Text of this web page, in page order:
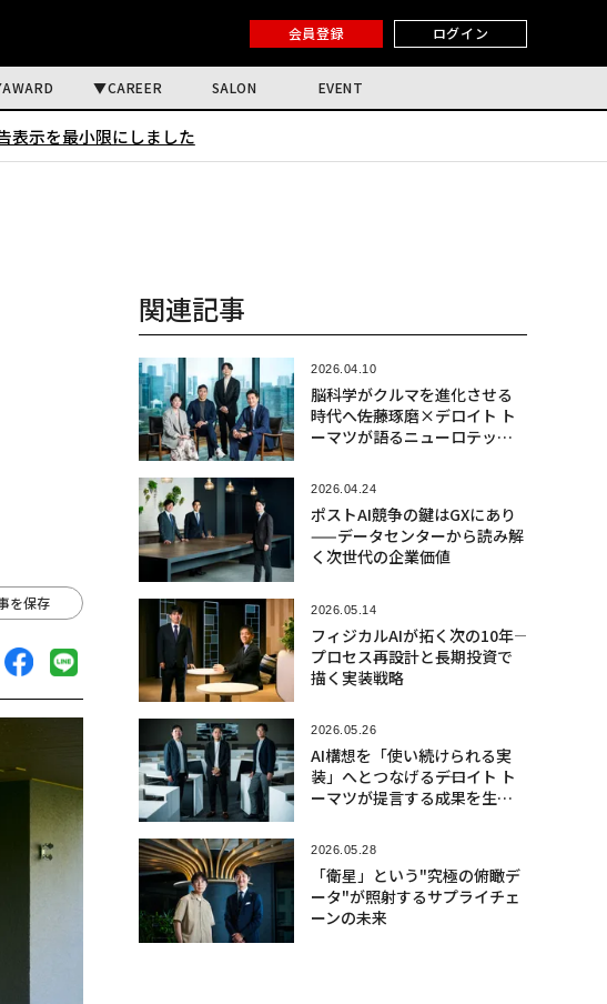
会員登録 ログイン
AWARD CAREER SALON EVENT
表示を最小限にしました
を保存
関連記事
2026.04.10
脳科学がクルマを進化させる
時代へ――佐藤琢磨×デロイト ト
ーマツが語るニューロテック
2026.04.24
ポストAI競争の鍵はGXにあり
——データセンターから読み解
く次世代の企業価値
2026.05.14
フィジカルAIが拓く次の10年――
プロセス再設計と長期投資で
描く実装戦略
2026.05.26
AI構想を「使い続けられる実
装」へとつなげる――デロイト ト
ーマツが提言する成果を生む
2026.05.28
「衛星」という"究極の俯瞰デ
ータ"が照射するサプライチェ
ーンの未来